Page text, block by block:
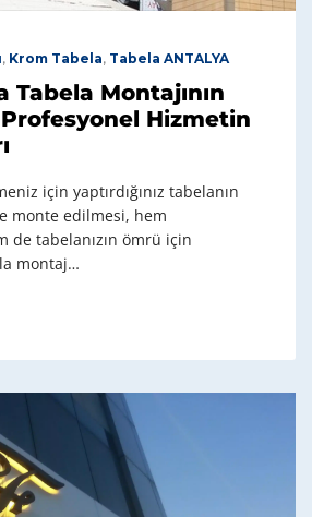
, Krom Tabela, Tabela ANTALYA
Tabela Montajının
Hizmetin
için yaptırdığınız tabelanın
monte edilmesi, hem
de tabelanızın ömrü için
montaj…